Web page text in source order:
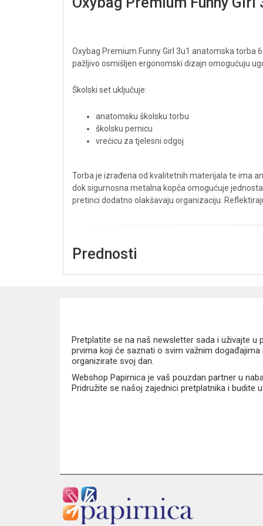
Oxybag Premium Funny Girl 3u1 anatomska torba
pažljivo osmišljen ergonomski dizajn omogućuju
Školski set uključuje:
anatomsku školsku torbu
školsku pernicu
vrećicu za tjelesni odgoj
Torba je izrađena od kvalitetnih materijala te ima
dok sigurnosna metalna kopča omogućuje
pretinci dodatno olakšavaju organizaciju.
Prednosti
široke podstavljene naramenice
sigurnosna metalna kopča
reflektirajući elementi
čvrsto i stabilno dno
prostrani glavni pretinac
Tehničke karakteristike
Pretplatite se na naš newsletter sada i uživajte
prvima koji će saznati o svim važnim
organizirate svoj dan.
Webshop Papirnica je vaš pouzdan partner u
Pridružite se našoj zajednici pretplatnika i